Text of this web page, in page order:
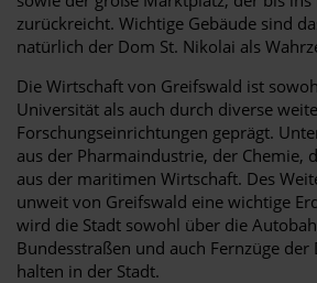
zurückreicht. Wichtige Gebäude sind
natürlich der Dom St. Nikolai als
Die Wirtschaft von Greifswald ist
Universität als auch durch diverse
Forschungseinrichtungen geprägt.
aus der Pharmaindustrie, der Chemie,
aus der maritimen Wirtschaft. Des
unweit von Greifswald eine wichtige
wird die Stadt sowohl über die
Bundesstraßen und auch Fernzüge der
halten in der Stadt.